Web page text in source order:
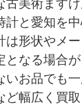
美術ます
と愛知を
形状やメ
なる場合
お品でも
幅広く買